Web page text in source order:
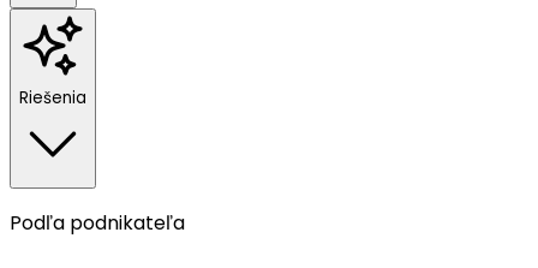
Riešenia
Podľa podnikateľa